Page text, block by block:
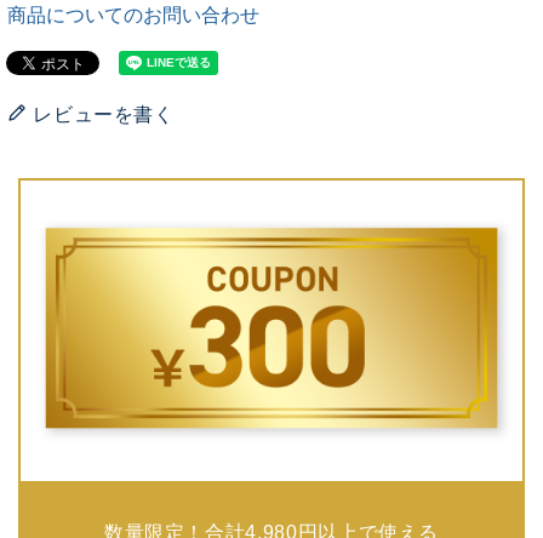
商品についてのお問い合わせ
レビューを書く
数量限定！合計4,980円以上で使える